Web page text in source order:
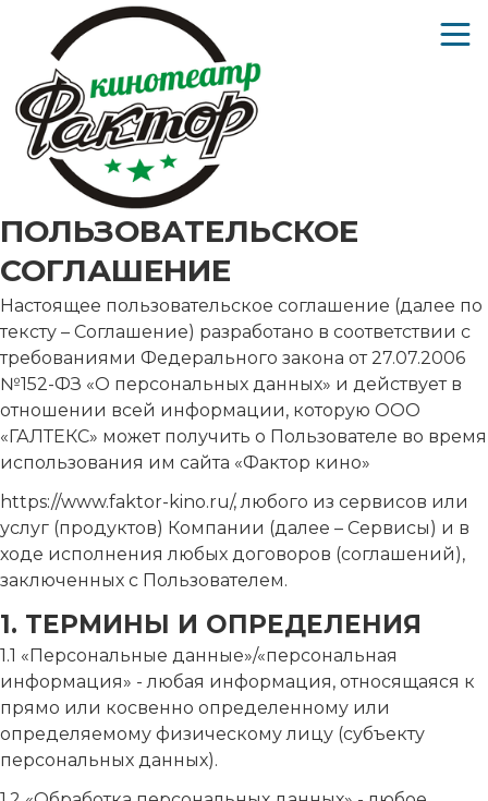
ПОЛЬЗОВАТЕЛЬСКОЕ
СОГЛАШЕНИЕ
Настоящее пользовательское соглашение (далее по
тексту – Соглашение) разработано в соответствии с
требованиями Федерального закона от 27.07.2006
№152-ФЗ «О персональных данных» и действует в
отношении всей информации, которую ООО
«ГАЛТЕКС» может получить о Пользователе во время
использования им сайта «Фактор кино»
https://www.faktor-kino.ru/, любого из сервисов или
услуг (продуктов) Компании (далее – Сервисы) и в
ходе исполнения любых договоров (соглашений),
заключенных с Пользователем.
1. ТЕРМИНЫ И ОПРЕДЕЛЕНИЯ
1.1 «Персональные данные»/«персональная
информация» - любая информация, относящаяся к
прямо или косвенно определенному или
определяемому физическому лицу (субъекту
персональных данных).